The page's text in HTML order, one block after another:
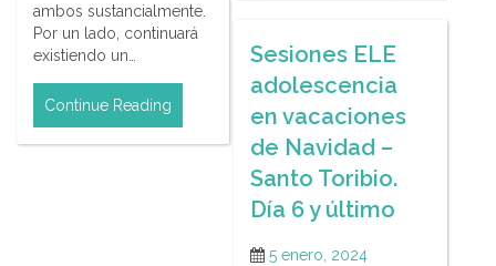
ambos sustancialmente.
Por un lado, continuará
existiendo un…
Continue Reading
Sesiones ELE
adolescencia
en vacaciones
de Navidad –
Santo Toribio.
Día 6 y último
5 enero, 2024